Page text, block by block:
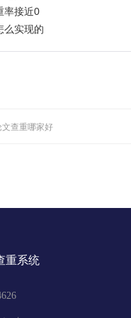
率接近0
么实现的
文查重哪家好
重系统